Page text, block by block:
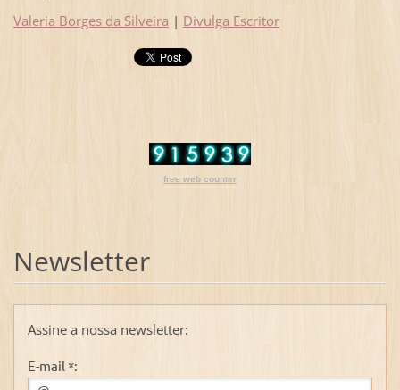
Valeria Borges da Silveira | Divulga Escritor
free web counter
Newsletter
Assine a nossa newsletter:
E-mail *: